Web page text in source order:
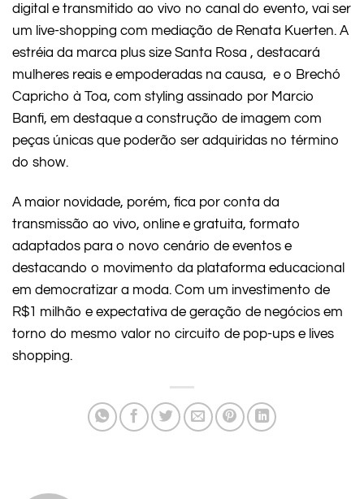
digital e transmitido ao vivo no canal do evento, vai ser
um live-shopping com mediação de Renata Kuerten. A
estréia da marca plus size Santa Rosa , destacará
mulheres reais e empoderadas na causa, e o Brechó
Capricho à Toa, com styling assinado por Marcio
Banfi, em destaque a construção de imagem com
peças únicas que poderão ser adquiridas no término
do show.
A maior novidade, porém, fica por conta da
transmissão ao vivo, online e gratuita, formato
adaptados para o novo cenário de eventos e
destacando o movimento da plataforma educacional
em democratizar a moda. Com um investimento de
R$1 milhão e expectativa de geração de negócios em
torno do mesmo valor no circuito de pop-ups e lives
shopping.